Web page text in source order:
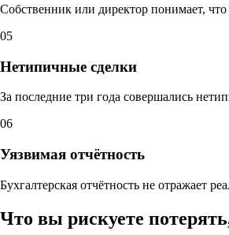
Собственник или директор понимает,
05
Нетипичные сделки
За последние три года совершались
06
Уязвимая отчётность
Бухгалтерская отчётность не отражает
Что вы рискуете